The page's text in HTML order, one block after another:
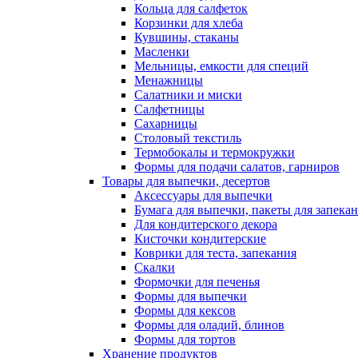
Кольца для салфеток
Корзинки для хлеба
Кувшины, стаканы
Масленки
Мельницы, емкости для специй
Менажницы
Салатники и миски
Салфетницы
Сахарницы
Столовый текстиль
Термобокалы и термокружки
Формы для подачи салатов, гарниров
Товары для выпечки, десертов
Аксессуары для выпечки
Бумага для выпечки, пакеты для
Для кондитерского декора
Кисточки кондитерские
Коврики для теста, запекания
Скалки
Формочки для печенья
Формы для выпечки
Формы для кексов
Формы для оладий, блинов
Формы для тортов
Хранение продуктов